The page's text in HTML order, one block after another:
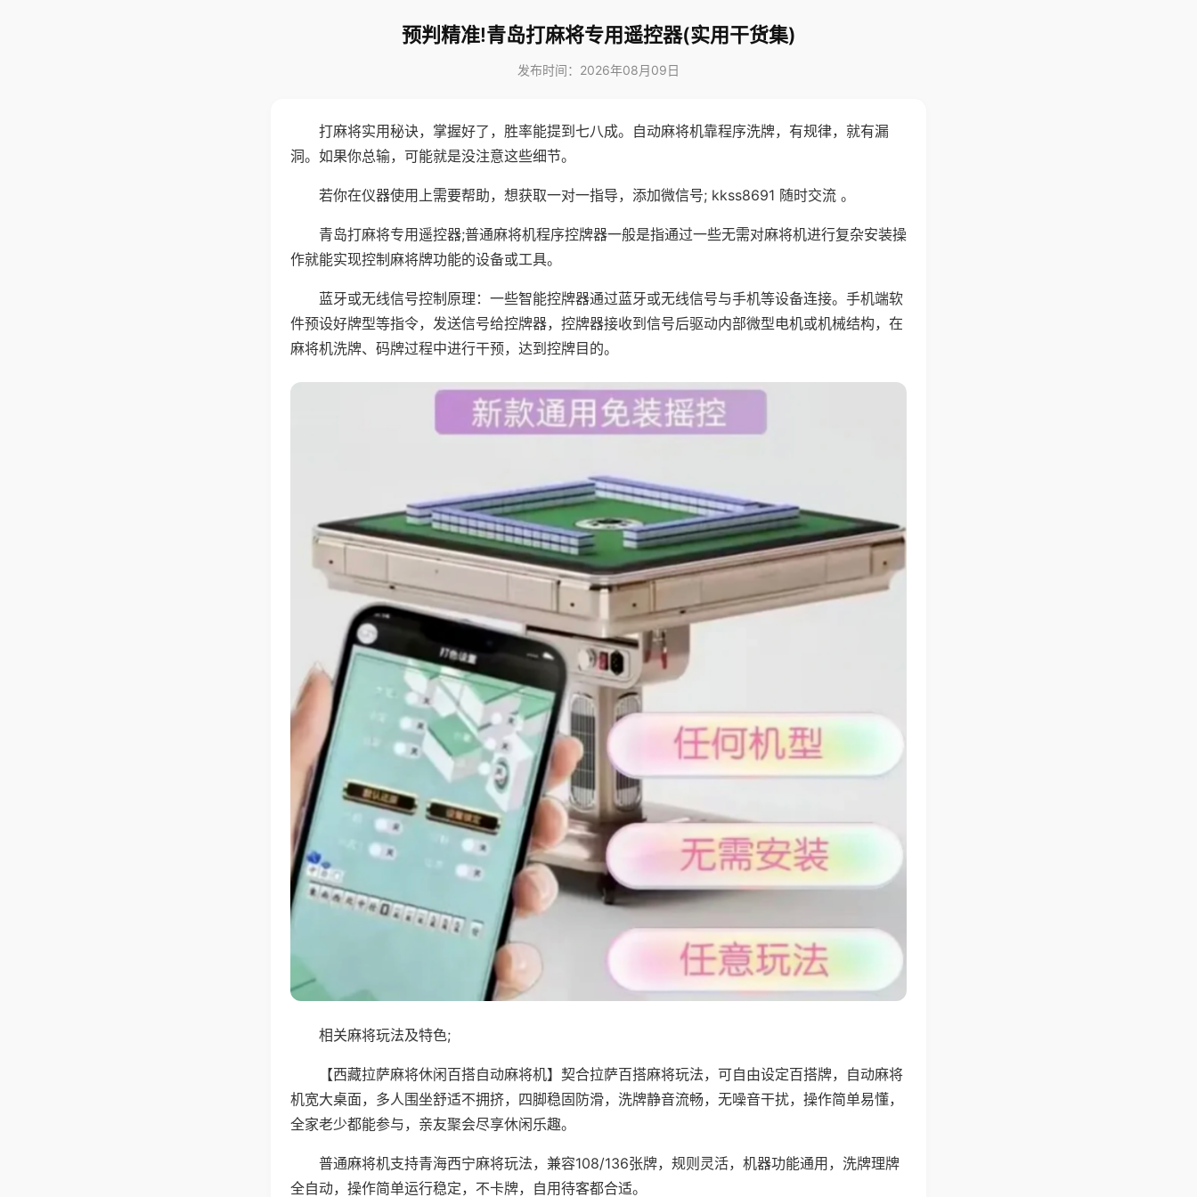
预判精准!青岛打麻将专用遥控器(实用干货集)
发布时间：2026年08月09日
打麻将实用秘诀，掌握好了，胜率能提到七八成。自动麻将机靠程序洗牌，有规律，就有漏
洞。如果你总输，可能就是没注意这些细节。
若你在仪器使用上需要帮助，想获取一对一指导，添加微信号; kkss8691 随时交流 。
青岛打麻将专用遥控器;普通麻将机程序控牌器一般是指通过一些无需对麻将机进行复杂安装操
作就能实现控制麻将牌功能的设备或工具。
蓝牙或无线信号控制原理：一些智能控牌器通过蓝牙或无线信号与手机等设备连接。手机端软
件预设好牌型等指令，发送信号给控牌器，控牌器接收到信号后驱动内部微型电机或机械结构，在
麻将机洗牌、码牌过程中进行干预，达到控牌目的。
相关麻将玩法及特色;
【西藏拉萨麻将休闲百搭自动麻将机】契合拉萨百搭麻将玩法，可自由设定百搭牌，自动麻将
机宽大桌面，多人围坐舒适不拥挤，四脚稳固防滑，洗牌静音流畅，无噪音干扰，操作简单易懂，
全家老少都能参与，亲友聚会尽享休闲乐趣。
普通麻将机支持青海西宁麻将玩法，兼容108/136张牌，规则灵活，机器功能通用，洗牌理牌
全自动，操作简单运行稳定，不卡牌，自用待客都合适。